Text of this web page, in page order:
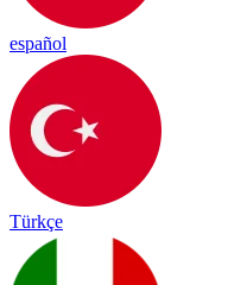
español
Türkçe